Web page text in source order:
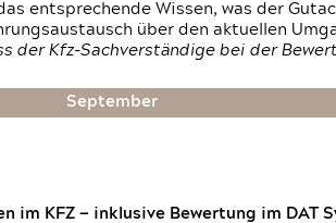
entsprechende Wissen, was der
über den aktuellen
der Kfz-Sachverständige bei der
September
KFZ — inklusive Bewertung im DAT